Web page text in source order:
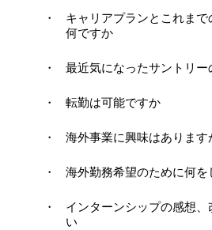
キャリアプランとこれま
何ですか
最近気になったサントリ
転勤は可能ですか
海外事業に興味はあります
海外勤務希望のために何を
インターンシップの感想、
い